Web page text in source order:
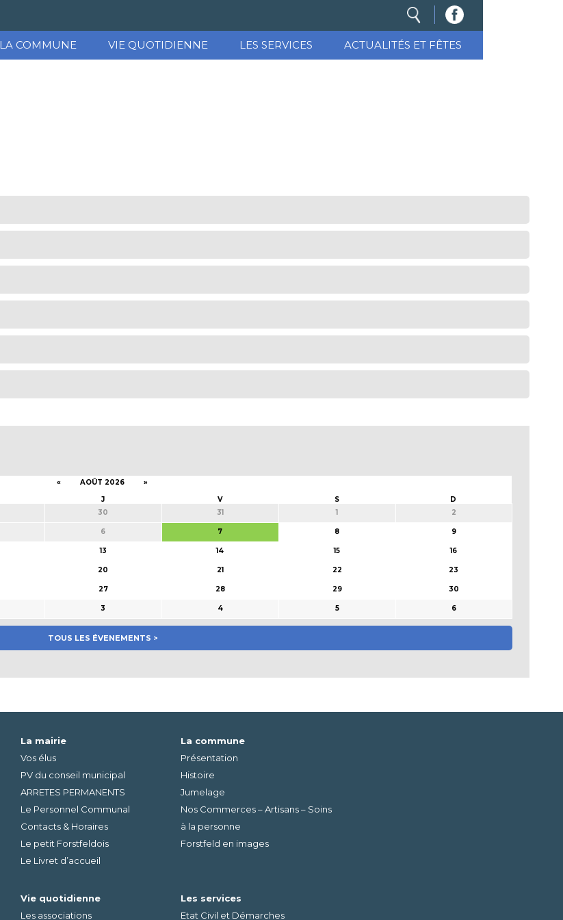
LA COMMUNE VIE QUOTIDIENNE LES SERVICES ACTUALITÉS ET FÊTES
« AOÛT 2026
»
J V S
D
30 31 1 2
6 7 8 9
13 14 15 16
20 21 22 23
27 28 29 30
3 4 5 6
TOUS LES ÉVENEMENTS >
La mairie
Vos élus
PV du conseil municipal
ARRETES PERMANENTS
Le Personnel Communal
Contacts & Horaires
Le petit Forstfeldois
Le Livret d’accueil
La commune
Présentation
Histoire
Jumelage
Nos Commerces – Artisans – Soins
à la personne
Forstfeld en images
Vie quotidienne
Les associations
Les services
Etat Civil et Démarches